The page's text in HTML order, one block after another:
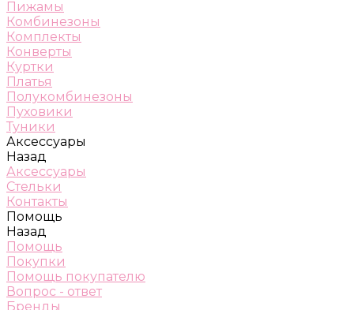
Пижамы
Комбинезоны
Комплекты
Конверты
Куртки
Платья
Полукомбинезоны
Пуховики
Туники
Аксессуары
Назад
Аксессуары
Стельки
Контакты
Помощь
Назад
Помощь
Покупки
Помощь покупателю
Вопрос - ответ
Бренды